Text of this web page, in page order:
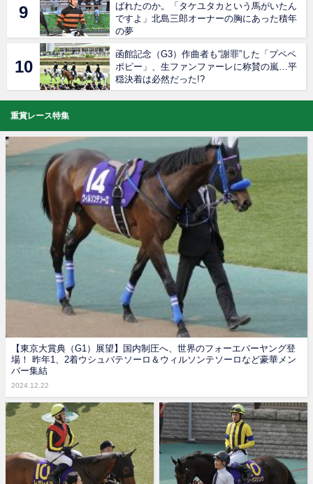
ばれたのか。「タケユタカという馬がいたん
ですよ」北島三郎オーナーの胸にあった積年
の夢
函館記念（G3）作曲者も“謝罪”した「プペペ
ポピー」、生ファンファーレに称賛の嵐…平
穏決着は必然だった!?
重賞レース特集
【東京大賞典（G1）展望】国内制圧へ、世界のフォーエバーヤング登
場！ 昨年1、2着ウシュバテソーロ＆ウィルソンテソーロなど豪華メン
バー集結
2024.12.22